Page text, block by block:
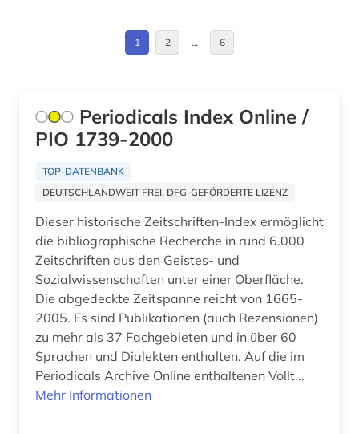
kulturwissenschaften (5)
kunst (9)
kunstwissenschaft (1)
künste (1)
landeskunde (1)
landwirtschaft (1)
lehrbuch (1)
linguistik (1)
Moldawien (1)
Ostasien (1)
Osteuropa (1)
Suedostasien (1)
Suedosteuropa (1)
Tuerkei (1)
Ungarn (1)
1 2 … 6
Periodicals Index Online /
PIO 1739-2000
TOP-DATENBANK
DEUTSCHLANDWEIT FREI, DFG-GEFÖRDERTE LIZENZ
Dieser historische Zeitschriften-Index ermöglicht
die bibliographische Recherche in rund 6.000
Zeitschriften aus den Geistes- und
Sozialwissenschaften unter einer Oberfläche.
Die abgedeckte Zeitspanne reicht von 1665-
2005. Es sind Publikationen (auch Rezensionen)
zu mehr als 37 Fachgebieten und in über 60
Sprachen und Dialekten enthalten. Auf die im
Periodicals Archive Online enthaltenen Vollt...
Mehr Informationen